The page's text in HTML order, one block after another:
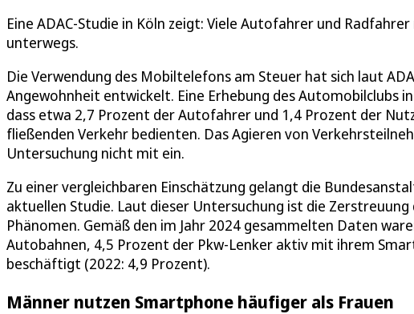
Eine ADAC-Studie in Köln zeigt: Viele Autofahrer und
unterwegs.
Die Verwendung des Mobiltelefons am Steuer hat sich laut
Angewohnheit entwickelt. Eine Erhebung des Automobilclubs
dass etwa 2,7 Prozent der Autofahrer und 1,4 Prozent der
fließenden Verkehr bedienten. Das Agieren von
Untersuchung nicht mit ein.
Zu einer vergleichbaren Einschätzung gelangt die
aktuellen Studie. Laut dieser Untersuchung ist die
Phänomen. Gemäß den im Jahr 2024 gesammelten Daten
Autobahnen, 4,5 Prozent der Pkw-Lenker aktiv mit ihrem
beschäftigt (2022: 4,9 Prozent).
Männer nutzen Smartphone häufiger als Frauen